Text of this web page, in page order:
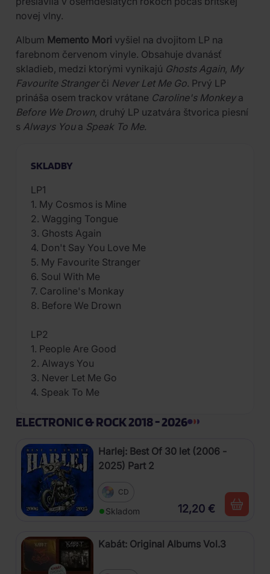
novej vlny.
Album Memento Mori vyšiel na dvojitom LP na
farebnom červenom vinyle. Obsahuje dvanásť
skladieb, medzi ktorými vynikajú Ghosts Again, My
Favourite Strangerči Never Let Me Go. Prvý LP
prináša osem trackov vrátane Caroline's Monkeya
Before We Drown, druhý LP uzatvára štvorica piesní
s Always Youa Speak To Me.
SKLADBY
LP1
1. My Cosmos is Mine
2. Wagging Tongue
3. Ghosts Again
4. Don't Say You Love Me
5. My Favourite Stranger
6. Soul With Me
7. Caroline's Monkay
8. Before We Drown
LP2
1. People Are Good
2. Always You
3. Never Let Me Go
4. Speak To Me
ELECTRONIC & ROCK 2018 - 2026
Harlej: Best Of 30 let (2006 -
2025) Part 2
CD
Skladom 12,20 €
Kabát: Original Albums Vol.3